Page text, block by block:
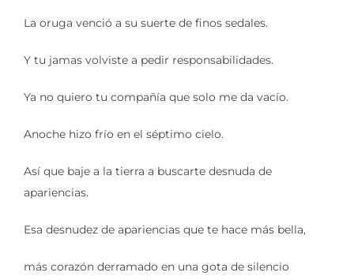
La oruga venció a su suerte de finos sedales.
Y tu jamas volviste a pedir responsabilidades.
Ya no quiero tu compañía que solo me da vacío.
Anoche hizo frío en el séptimo cielo.
Así que baje a la tierra a buscarte desnuda de
apariencias.
Esa desnudez de apariencias que te hace más bella,
más corazón derramado en una gota de silencio